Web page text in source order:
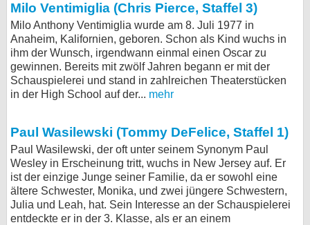
Milo Ventimiglia (Chris Pierce, Staffel 3)
Milo Anthony Ventimiglia wurde am 8. Juli 1977 in
Anaheim, Kalifornien, geboren. Schon als Kind wuchs in
ihm der Wunsch, irgendwann einmal einen Oscar zu
gewinnen. Bereits mit zwölf Jahren begann er mit der
Schauspielerei und stand in zahlreichen Theaterstücken
in der High School auf der... mehr
Paul Wasilewski (Tommy DeFelice, Staffel 1)
Paul Wasilewski, der oft unter seinem Synonym Paul
Wesley in Erscheinung tritt, wuchs in New Jersey auf. Er
ist der einzige Junge seiner Familie, da er sowohl eine
ältere Schwester, Monika, und zwei jüngere Schwestern,
Julia und Leah, hat. Sein Interesse an der Schauspielerei
entdeckte er in der 3. Klasse, als er an einem